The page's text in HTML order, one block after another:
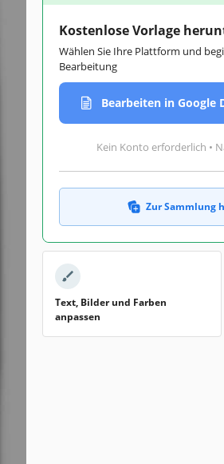
Kostenlose Vorlage
Wählen Sie Ihre Plattform und
Bearbeitung
Bearbeiten in Google
Kein Konto erforderlich •
Zur Sammlung
Text, Bilder und Farben
anpassen